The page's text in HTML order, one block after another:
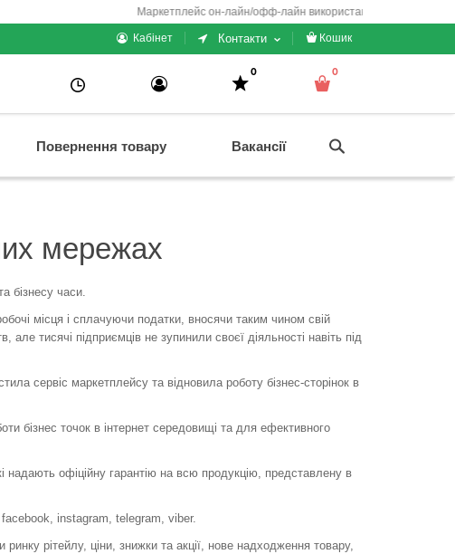
Маркетплейс он-лайн/офф-лайн використання + електронні
Кабінет Контакти Кошик
0 0
Повернення товару Вакансії
мережах
бізнесу часи.
місця і сплачуючи податки, вносячи таким чином свій
але тисячі підприємців не зупинили своєї діяльності навіть під
сервіс маркетплейсу та відновила роботу бізнес-сторінок в
бізнес точок в інтернет середовищі та для ефективного
офіційну гарантію на всю продукцію, представлену в
facebook, instagram, telegram, viber.
рітейлу, ціни, знижки та акції, нове надходження товару,